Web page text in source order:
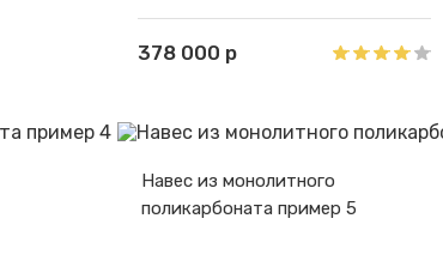
378 000 р
Навес из монолитного
поликарбоната пример 5